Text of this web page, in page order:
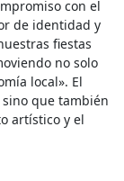
con el
de identidad y
fiestas
no solo
local». El
que también
artístico y el